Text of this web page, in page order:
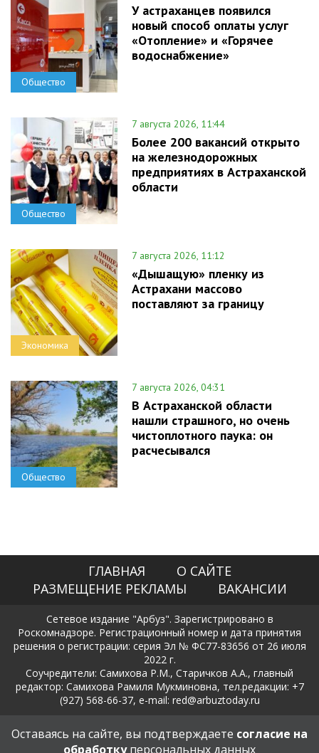
Общество
У астраханцев появился
новый способ оплаты услуг
«Отопление» и «Горячее
водоснабжение»
Общество
7 августа 2026, 11:44
Более 200 вакансий открыто
на железнодорожных
предприятиях в Астраханской
области
Экономика
7 августа 2026, 11:12
«Дышащую» пленку из
Астрахани массово
поставляют за границу
Общество
7 августа 2026, 04:31
В Астраханской области
нашли страшного, но очень
чистоплотного паука: он
расчесывался
ГЛАВНАЯ
О САЙТЕ
РАЗМЕЩЕНИЕ РЕКЛАМЫ
ВАКАНСИИ
Сетевое издание "Арбуз". Зарегистрировано в
Роскомнадзоре. Регистрационный номер и дата принятия
решения о регистрации: серия Эл № ФС77-83656 от 26 июля
2022 г.
Соучредители: Самихова Р.М., Старичков А.А., главный
редактор: Самихова Рамиля Мукминовна, тел.редакции: +7
(927) 568-66-37, e-mail: red@arbuztoday.ru
Политика в отношении обработки и защиты персональных
данных
Оставаясь на сайте, вы подтверждаете согласие на
обработкуперсональных данных